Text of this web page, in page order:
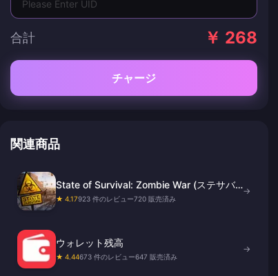
合計 ￥ 268
チャージ
関連商品
State of Survival: Zombie War (ステサバ)
ダイヤチャージ
★ 4.17923 件のレビュー720 販売済み
→
ウォレット残高
★ 4.44673 件のレビュー647 販売済み
→